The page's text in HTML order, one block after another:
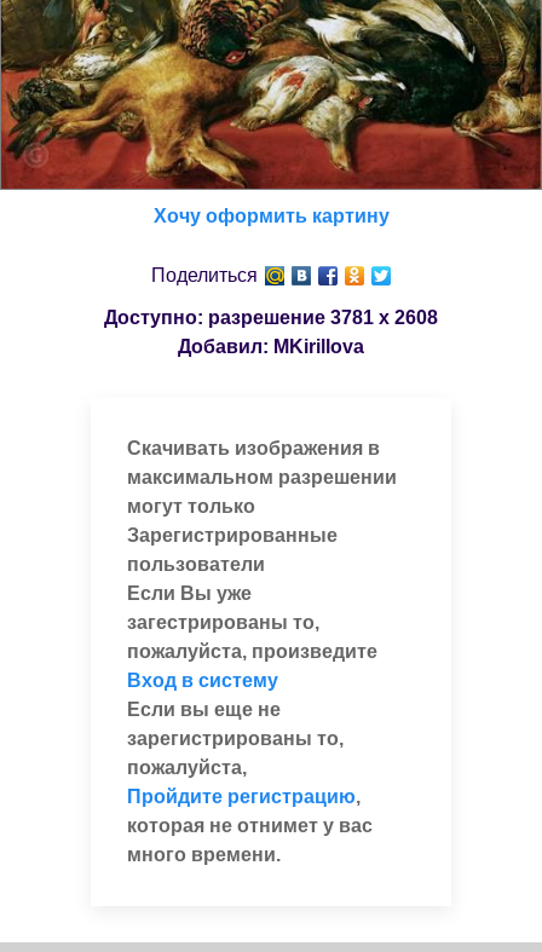
Хочу оформить картину
Поделиться
Доступно: разрешение 3781 x 2608
Добавил: MKirillova
Скачивать изображения в
максимальном разрешении
могут только
Зарегистрированные
пользователи
Если Вы уже
загестрированы то,
пожалуйста, произведите
Вход в систему
Если вы еще не
зарегистрированы то,
пожалуйста,
Пройдите регистрацию,
которая не отнимет у вас
много времени.